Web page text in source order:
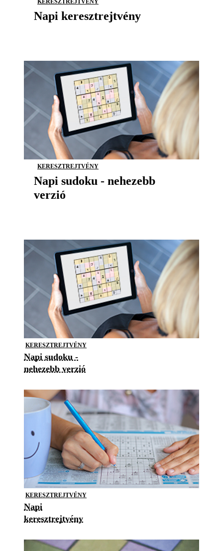
KERESZTREJTVÉNY
Napi keresztrejtvény
KERESZTREJTVÉNY
Napi sudoku - nehezebb
verzió
KERESZTREJTVÉNY
Napi sudoku -
nehezebb verzió
KERESZTREJTVÉNY
Napi
keresztrejtvény